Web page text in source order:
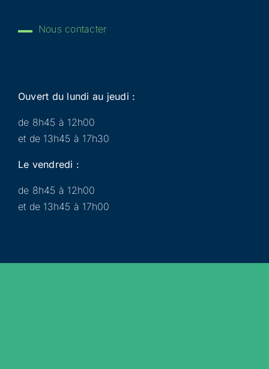
Nous contacter
Ouvert du lundi au jeudi :
de 8h45 à 12h00
et de 13h45 à 17h30
Le vendredi :
de 8h45 à 12h00
et de 13h45 à 17h00